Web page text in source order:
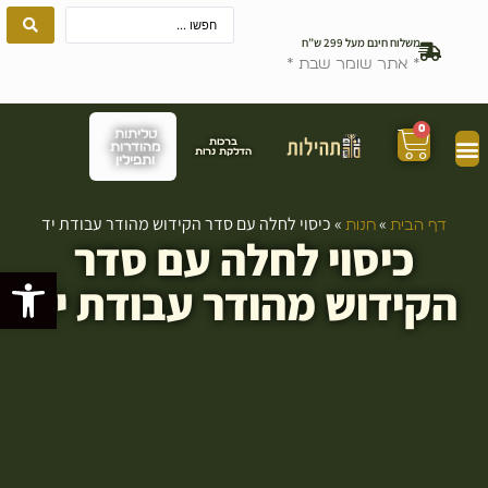
פתח
משלוח חינם מעל 299 ש”ח
* אתר שומר שבת *
ברכות
הדלקת נרות
טליתות
מהודרות
ותפילין
0
דף הבית » חנות »כיסוי לחלה עם סדר הקידוש מהודר עבודת יד
כיסוי לחלה עם סדר
הקידוש מהודר עבודת יד